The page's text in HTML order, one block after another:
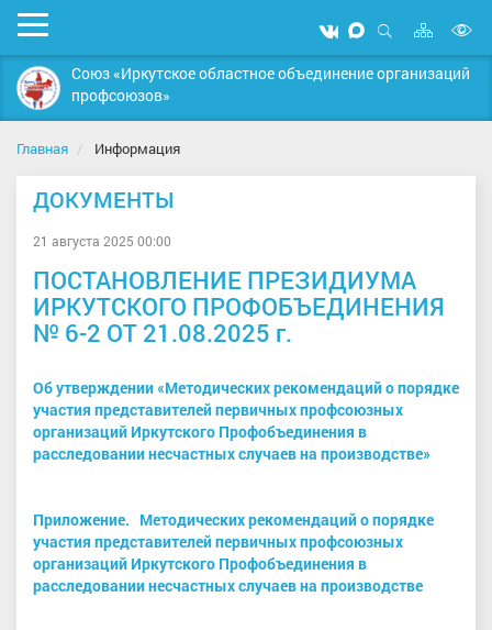
Мобильное
меню
Мы
вконтакте
Мы
в
MAX
Открыть
поиск
Карта
сайта
Союз «Иркутское областное объединение организаций
профсоюзов»
Главная Информация
ДОКУМЕНТЫ
21 августа 2025 00:00
ПОСТАНОВЛЕНИЕ ПРЕЗИДИУМА
ИРКУТСКОГО ПРОФОБЪЕДИНЕНИЯ
№ 6-2 ОТ 21.08.2025 г.
Об утверждении «Методических рекомендаций о порядке
участия представителей первичных профсоюзных
организаций Иркутского Профобъединения в
расследовании несчастных случаев на производстве»
Приложение. Методических рекомендаций о порядке
участия представителей первичных профсоюзных
организаций Иркутского Профобъединения в
расследовании несчастных случаев на производстве